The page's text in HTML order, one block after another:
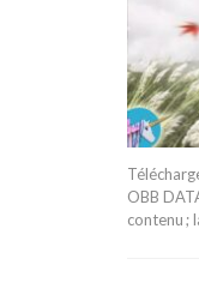
OBB
contenu ;